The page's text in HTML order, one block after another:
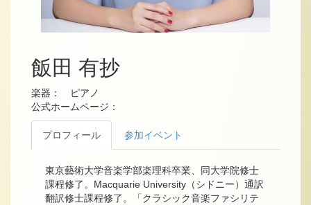
飯田 有抄
楽器： ピアノ
公式ホームページ：
プロフィール 参加イベント
東京藝術大学音楽学部楽理科卒業、同大学院修士
課程修了。Macquarie University（シドニー）通訳
翻訳修士課程修了。「クラシック音楽ファシリテ